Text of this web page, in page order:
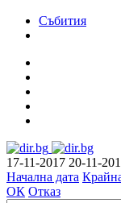
Събития
17-11-2017 20-11-
Начална дата
ОК Отказ